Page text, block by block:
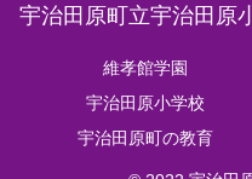
宇治田原町立宇治田原
維孝館学園
宇治田原小学校
宇治田原町の教育